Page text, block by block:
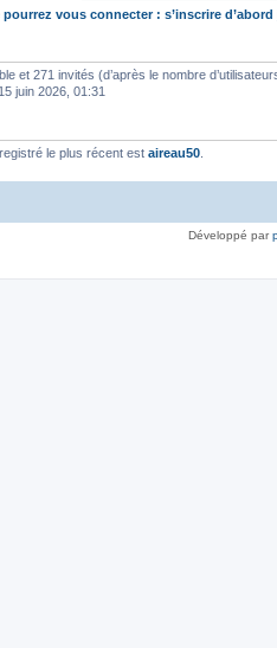
vous connecter : s’inscrire d’abord
et 271 invités (d’après le nombre
15 juin 2026, 01:31
le plus récent est aireau50
Développé par